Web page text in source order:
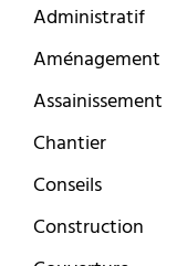
Administratif
Aménagement
Assainissement
Chantier
Conseils
Construction